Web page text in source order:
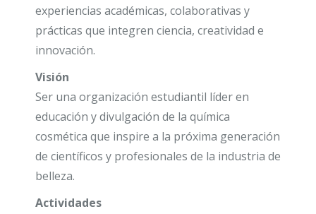
experiencias académicas, colaborativas y
prácticas que integren ciencia, creatividad e
innovación.
Visión
Ser una organización estudiantil líder en
educación y divulgación de la química
cosmética que inspire a la próxima generación
de científicos y profesionales de la industria de
belleza.
Actividades